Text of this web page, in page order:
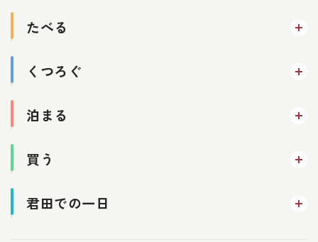
たべる
くつろぐ
泊まる
買う
君田での一日